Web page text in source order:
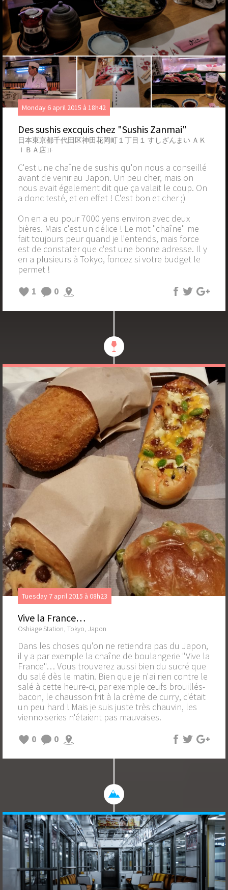
Monday 6 april 2015 à 18h42
Des sushis excquis chez "Sushis Zanmai"
日本東京都千代田区神田花岡町１丁目１ すしざんまい ＡＫ
ＩＢＡ店1F
C'est une chaîne de sushis qu'on nous a conseillé
avant de venir au Japon. Un peu cher, mais on
nous avait également dit que ça valait le coup. On
a donc testé, et en effet ! C'est bon et cher ;)
On en a eu pour 7000 yens environ avec deux
bières. Mais c'est un délice ! Le mot "chaîne" me
fait toujours peur quand je l'entends, mais force
est de constater que c'est une bonne adresse. Il y
en a plusieurs à Tokyo, foncez si votre budget le
permet !
1
0
Tuesday 7 april 2015 à 08h23
Vive la France…
Oshiage Station, Tokyo, Japon
Dans les choses qu'on ne retiendra pas du Japon,
il y a par exemple la chaîne de boulangerie "Vive la
France"… Vous trouverez aussi bien du sucré que
du salé dès le matin. Bien que je n'ai rien contre le
salé à cette heure-ci, par exemple œufs brouillés-
bacon, le chausson frit à la crème de curry, c'était
un peu hard ! Mais je suis juste très chauvin, les
viennoiseries n'étaient pas mauvaises.
0
0